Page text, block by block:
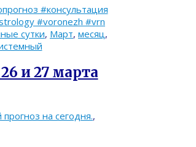
#консультация
#voronezh #vrn
сутки, Март, месяц,
и 27 марта
прогноз на сегодня.,